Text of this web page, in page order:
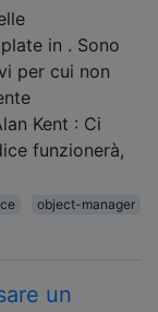
in . Sono
per cui non
Kent : Ci
funzionerà,
object-manager
un